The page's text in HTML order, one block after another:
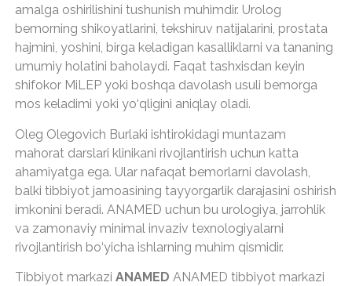
amalga oshirilishini tushunish muhimdir. Urolog
bemorning shikoyatlarini, tekshiruv natijalarini, prostata
hajmini, yoshini, birga keladigan kasalliklarni va tananing
umumiy holatini baholaydi. Faqat tashxisdan keyin
shifokor MiLEP yoki boshqa davolash usuli bemorga
mos keladimi yoki yo‘qligini aniqlay oladi.
Oleg Olegovich Burlaki ishtirokidagi muntazam
mahorat darslari klinikani rivojlantirish uchun katta
ahamiyatga ega. Ular nafaqat bemorlarni davolash,
balki tibbiyot jamoasining tayyorgarlik darajasini oshirish
imkonini beradi. ANAMED uchun bu urologiya, jarrohlik
va zamonaviy minimal invaziv texnologiyalarni
rivojlantirish bo‘yicha ishlarning muhim qismidir.
Tibbiyot markazi ANAMED ANAMED tibbiyot markazi